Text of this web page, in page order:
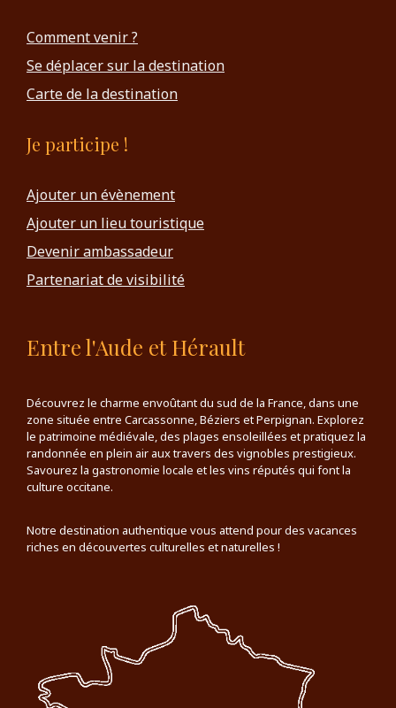
Comment venir ?
Se déplacer sur la destination
Carte de la destination
Je participe !
Ajouter un évènement
Ajouter un lieu touristique
Devenir ambassadeur
Partenariat de visibilité
Entre l'Aude et Hérault
Découvrez le charme envoûtant du sud de la France, dans une
zone située entre Carcassonne, Béziers et Perpignan. Explorez
le patrimoine médiévale, des plages ensoleillées et pratiquez la
randonnée en plein air aux travers des vignobles prestigieux.
Savourez la gastronomie locale et les vins réputés qui font la
culture occitane.
Notre destination authentique vous attend pour des vacances
riches en découvertes culturelles et naturelles !